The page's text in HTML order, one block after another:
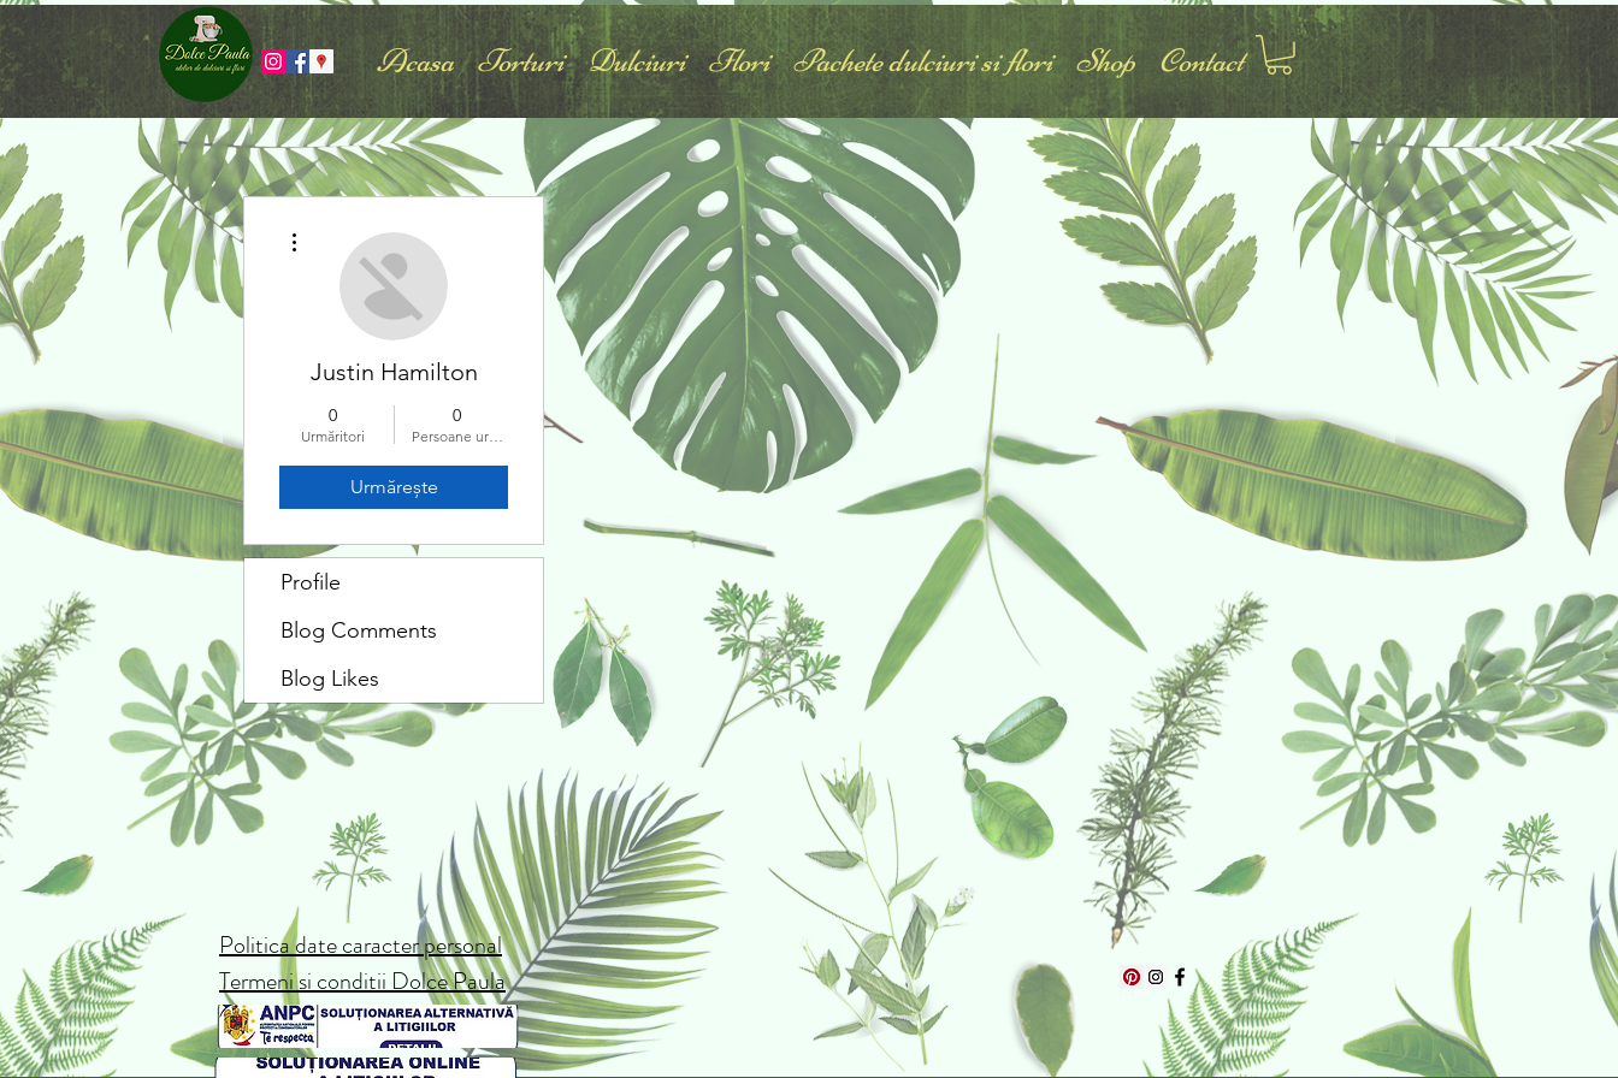
Acasa Torturi Dulciuri Flori Pachete dulciuri si flori Shop Contact
Justin Hamilton
0
Urmăritori
0
Persoane urmărite
Urmărește
Profile
Blog Comments
Blog Likes
Politica date caracter personal
Termeni si conditii Dolce Paula